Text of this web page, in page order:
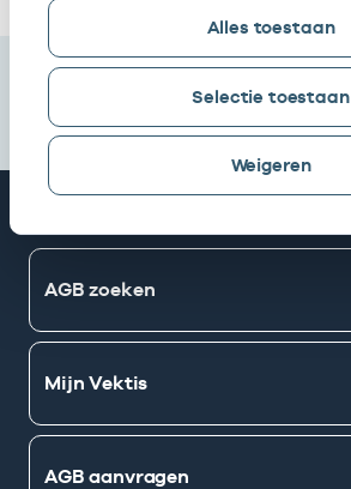
Alles toestaan
Selectie toestaan
Weigeren
AGB zoeken
Mijn Vektis
AGB aanvragen